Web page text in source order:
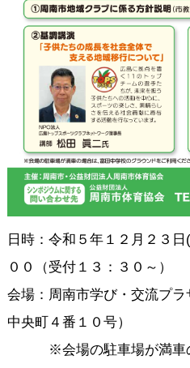
日時：令和５年１２月２３
００（受付１３：３０～）
会場：周南市学び・交流プ
中央町４番１０号）
※会場の駐車場が満車の